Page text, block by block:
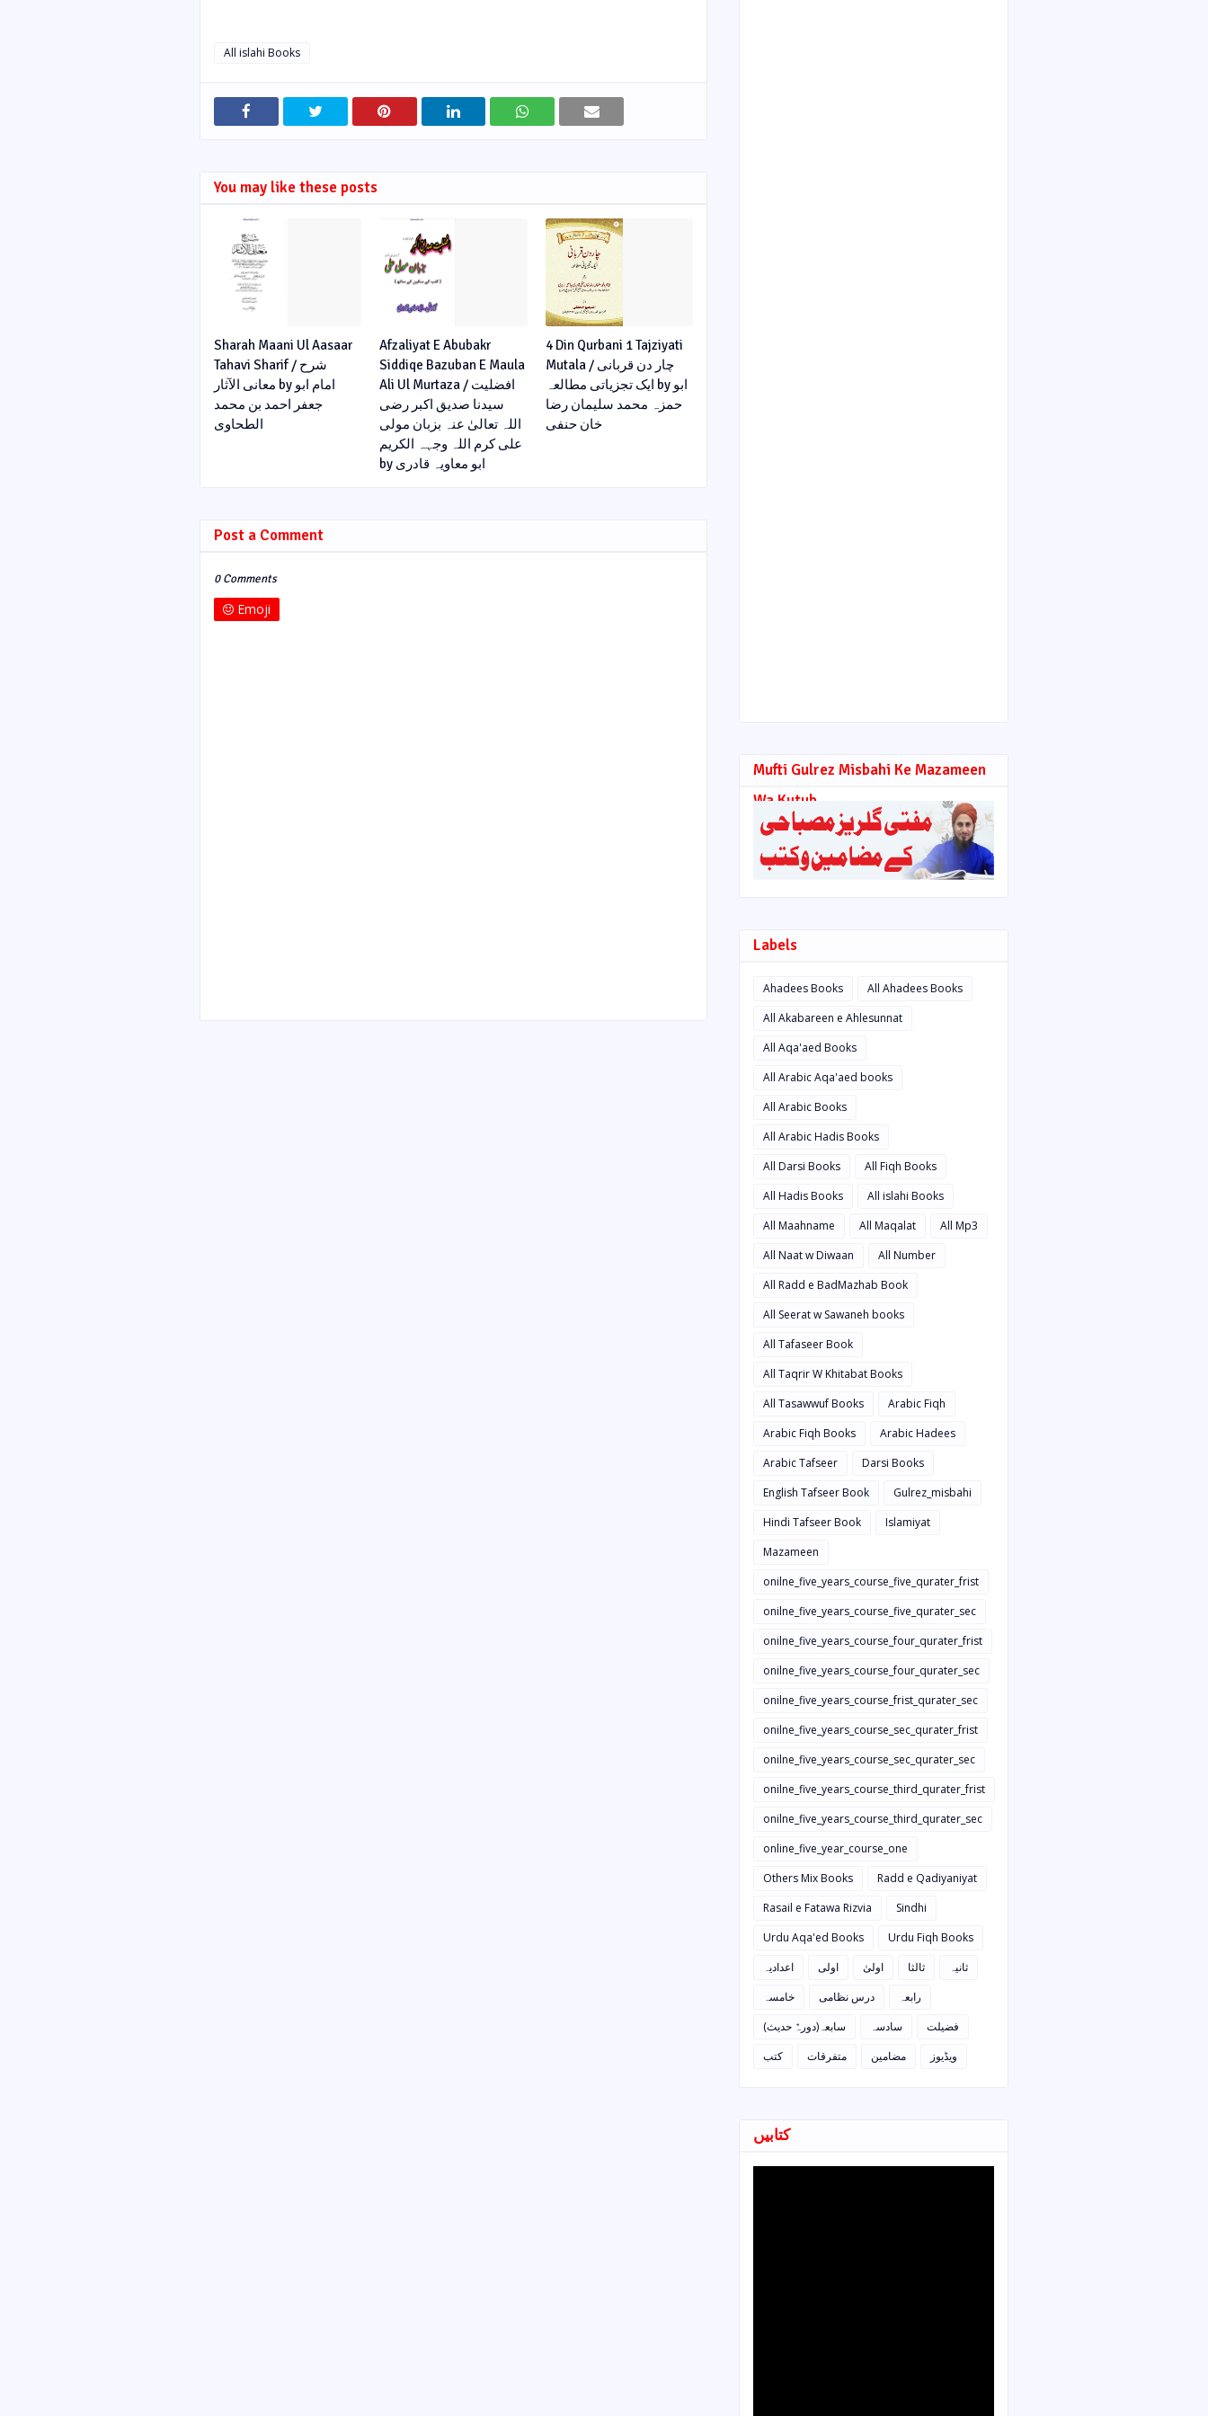
All islahi Books
You may like these posts
Sharah Maani Ul Aasaar
Tahavi Sharif / شرح
معانی الآثار by امام ابو
جعفر احمد بن محمد
الطحاوی
Afzaliyat E Abubakr
Siddiqe Bazuban E Maula
Ali Ul Murtaza / افضلیت
سیدنا صدیق اکبر رضی
اللہ تعالیٰ عنہ بزبان مولی
علی کرم اللہ وجہہ الکریم
by ابو معاویہ قادری
4 Din Qurbani 1 Tajziyati
Mutala / چار دن قربانی
ایک تجزیاتی مطالعہ by ابو
حمزہ محمد سلیمان رضا
خان حنفی
Post a Comment
0 Comments
Emoji
Mufti Gulrez Misbahi Ke Mazameen
Wa Kutub
Labels
Ahadees Books
All Ahadees Books
All Akabareen e Ahlesunnat
All Aqa'aed Books
All Arabic Aqa'aed books
All Arabic Books
All Arabic Hadis Books
All Darsi Books
All Fiqh Books
All Hadis Books
All islahi Books
All Maahname
All Maqalat
All Mp3
All Naat w Diwaan
All Number
All Radd e BadMazhab Book
All Seerat w Sawaneh books
All Tafaseer Book
All Taqrir W Khitabat Books
All Tasawwuf Books
Arabic Fiqh
Arabic Fiqh Books
Arabic Hadees
Arabic Tafseer
Darsi Books
English Tafseer Book
Gulrez_misbahi
Hindi Tafseer Book
Islamiyat
Mazameen
onilne_five_years_course_five_qurater_frist
onilne_five_years_course_five_qurater_sec
onilne_five_years_course_four_qurater_frist
onilne_five_years_course_four_qurater_sec
onilne_five_years_course_frist_qurater_sec
onilne_five_years_course_sec_qurater_frist
onilne_five_years_course_sec_qurater_sec
onilne_five_years_course_third_qurater_frist
onilne_five_years_course_third_qurater_sec
online_five_year_course_one
Others Mix Books
Radd e Qadiyaniyat
Rasail e Fatawa Rizvia
Sindhi
Urdu Aqa'ed Books
Urdu Fiqh Books
اعدادیہ
اولی اولیٰ ثالثا
ثانیہ
خامسہ
درس نظامی
رابعہ
سابعہ(دورہٌ حدیث)
سادسہ
فضیلت
کتب
متفرقات مضامین ویڈیوز
کتابیں